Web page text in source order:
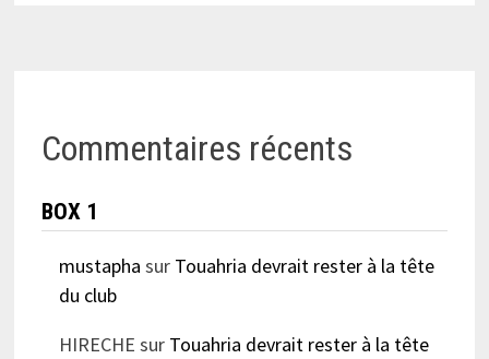
Commentaires récents
BOX 1
mustapha sur Touahria devrait rester à la tête
du club
HIRECHE sur Touahria devrait rester à la tête